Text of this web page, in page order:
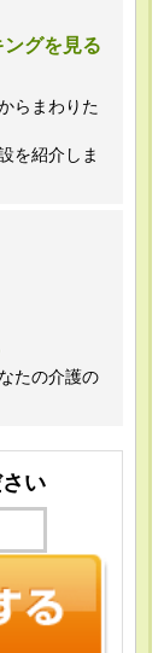
除
す）
グを見る
らまわりた
を紹介しま
たの介護の
い